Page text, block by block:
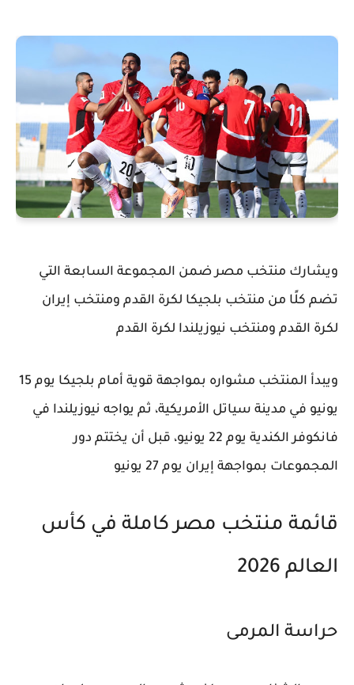
ويشارك منتخب مصر ضمن المجموعة السابعة التي
تضم كلًا من منتخب بلجيكا لكرة القدم ومنتخب إيران
لكرة القدم ومنتخب نيوزيلندا لكرة القدم
ويبدأ المنتخب مشواره بمواجهة قوية أمام بلجيكا يوم 15
يونيو في مدينة سياتل الأمريكية، ثم يواجه نيوزيلندا في
فانكوفر الكندية يوم 22 يونيو، قبل أن يختتم دور
المجموعات بمواجهة إيران يوم 27 يونيو
قائمة منتخب مصر كاملة في كأس
العالم 2026
حراسة المرمى